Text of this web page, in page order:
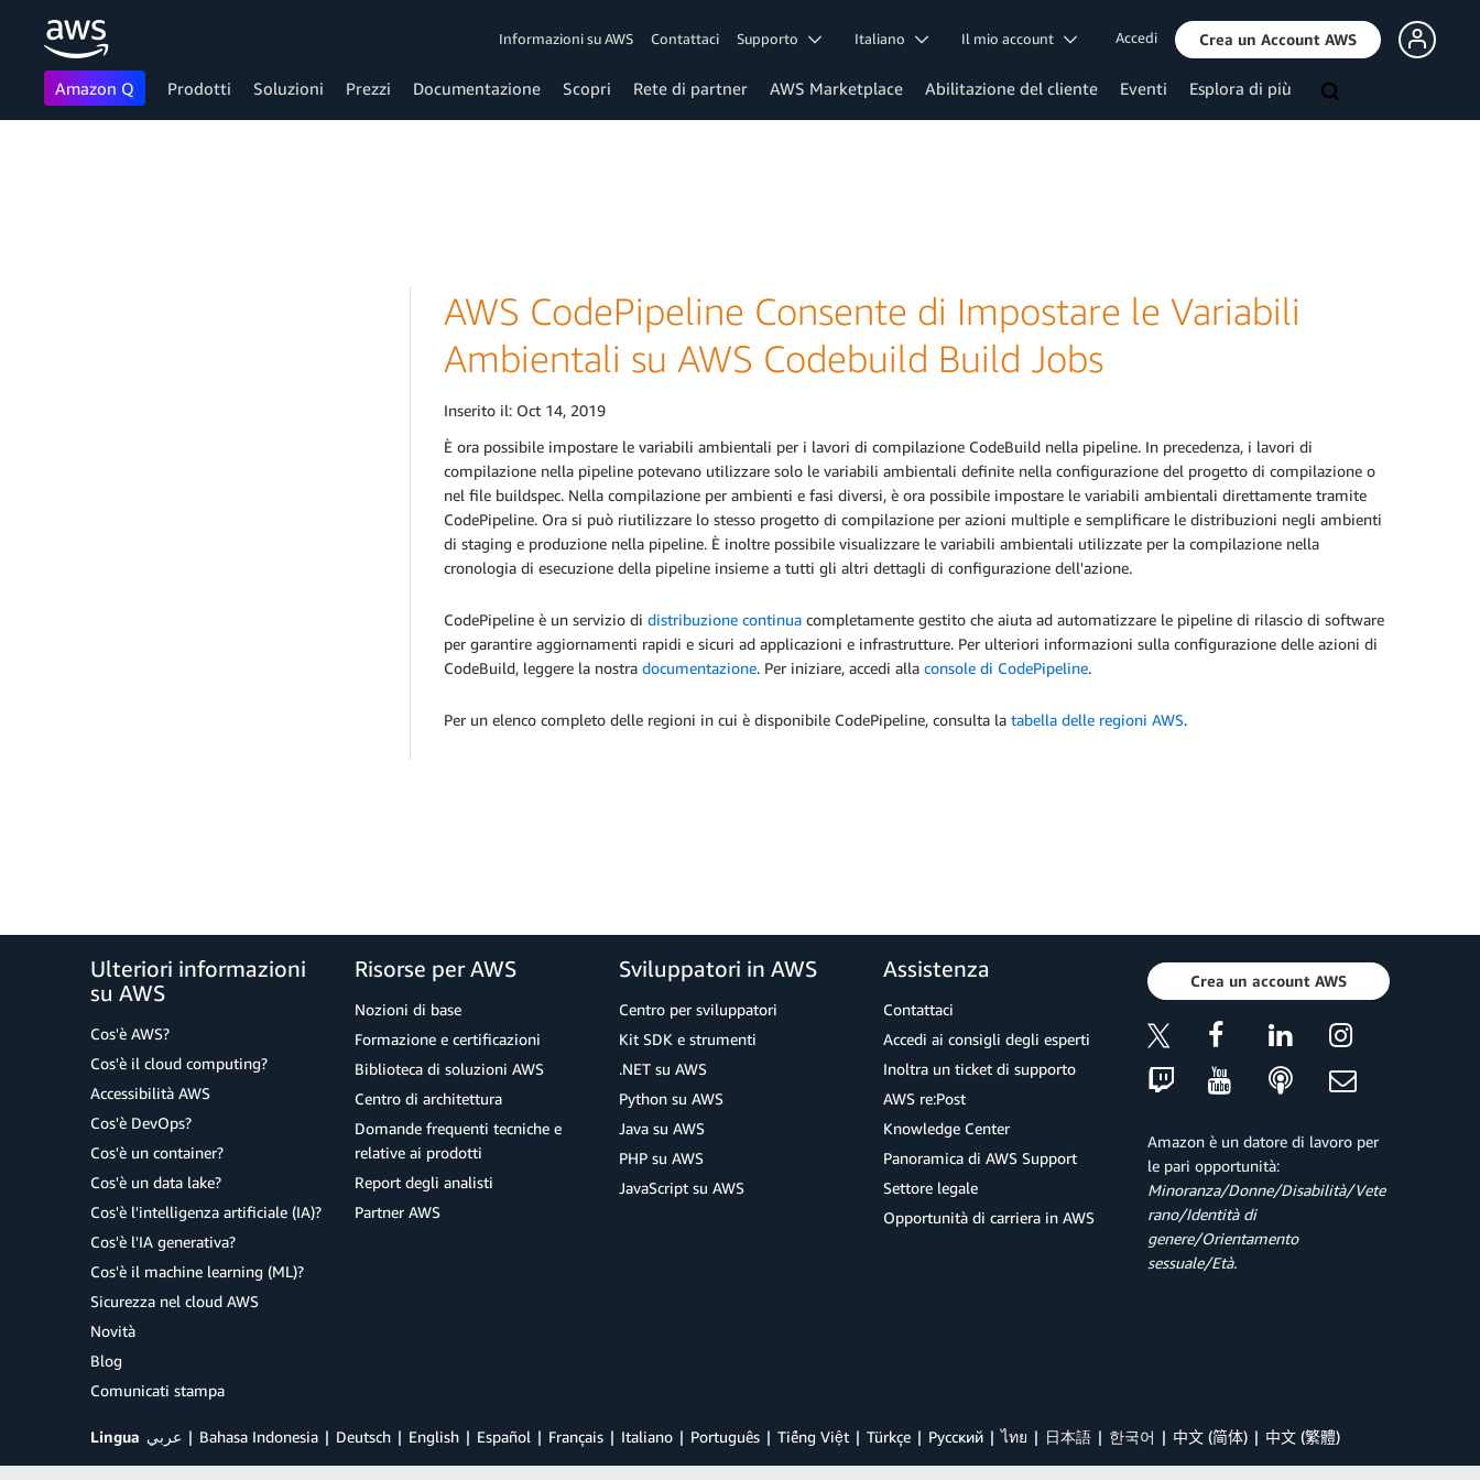
Informazioni su AWS Contattaci Supporto Italiano Il mio account Accedi Crea un Account AWS
Amazon Q Prodotti Soluzioni Prezzi Documentazione Scopri Rete di partner AWS Marketplace Abilitazione del cliente Eventi Esplora di più
AWS CodePipeline Consente di Impostare le Variabili
Ambientali su AWS Codebuild Build Jobs
Inserito il: Oct 14, 2019
È ora possibile impostare le variabili ambientali per i lavori di compilazione CodeBuild nella pipeline. In precedenza, i lavori di
compilazione nella pipeline potevano utilizzare solo le variabili ambientali definite nella configurazione del progetto di compilazione o
nel file buildspec. Nella compilazione per ambienti e fasi diversi, è ora possibile impostare le variabili ambientali direttamente tramite
CodePipeline. Ora si può riutilizzare lo stesso progetto di compilazione per azioni multiple e semplificare le distribuzioni negli ambienti
di staging e produzione nella pipeline. È inoltre possibile visualizzare le variabili ambientali utilizzate per la compilazione nella
cronologia di esecuzione della pipeline insieme a tutti gli altri dettagli di configurazione dell'azione.
CodePipeline è un servizio di distribuzione continua completamente gestito che aiuta ad automatizzare le pipeline di rilascio di software
per garantire aggiornamenti rapidi e sicuri ad applicazioni e infrastrutture. Per ulteriori informazioni sulla configurazione delle azioni di
CodeBuild, leggere la nostra documentazione. Per iniziare, accedi alla console di CodePipeline.
Per un elenco completo delle regioni in cui è disponibile CodePipeline, consulta la tabella delle regioni AWS.
Ulteriori informazioni
su AWS
Cos'è AWS?
Cos'è il cloud computing?
Accessibilità AWS
Cos'è DevOps?
Cos'è un container?
Cos'è un data lake?
Cos'è l'intelligenza artificiale (IA)?
Cos'è l'IA generativa?
Cos'è il machine learning (ML)?
Sicurezza nel cloud AWS
Novità
Blog
Comunicati stampa
Risorse per AWS
Nozioni di base
Formazione e certificazioni
Biblioteca di soluzioni AWS
Centro di architettura
Domande frequenti tecniche e
relative ai prodotti
Report degli analisti
Partner AWS
Sviluppatori in AWS
Centro per sviluppatori
Kit SDK e strumenti
.NET su AWS
Python su AWS
Java su AWS
PHP su AWS
JavaScript su AWS
Assistenza
Contattaci
Accedi ai consigli degli esperti
Inoltra un ticket di supporto
AWS re:Post
Knowledge Center
Panoramica di AWS Support
Settore legale
Opportunità di carriera in AWS
Crea un account AWS
Amazon è un datore di lavoro per
le pari opportunità:
Minoranza/Donne/Disabilità/Vete
rano/Identità di
genere/Orientamento
sessuale/Età.
Lingua عربي Bahasa Indonesia Deutsch English Español Français Italiano Português Tiếng Việt Türkçe Ρусский ไทย 日本語 한국어 中文 (简体) 中文 (繁體)